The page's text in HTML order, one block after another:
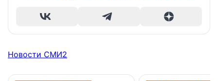
Новости СМИ2